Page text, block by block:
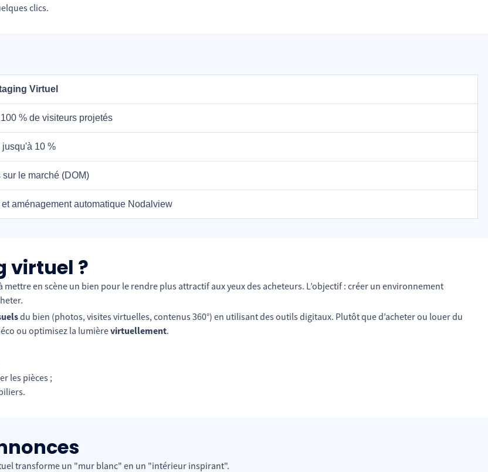
clics.
Virtuel
% de visiteurs projetés
jusqu'à 10 %
le marché (DOM)
aménagement automatique Nodalview
virtuel ?
en scène un bien pour le rendre plus attractif aux yeux des acheteurs. L’objectif : créer un environnement
du bien (photos, visites virtuelles, contenus 360°) en utilisant des outils digitaux. Plutôt que d’acheter ou louer du
ou optimisez la lumièrevirtuellement.
les pièces ;
transforme un "mur blanc" en un "intérieur inspirant".